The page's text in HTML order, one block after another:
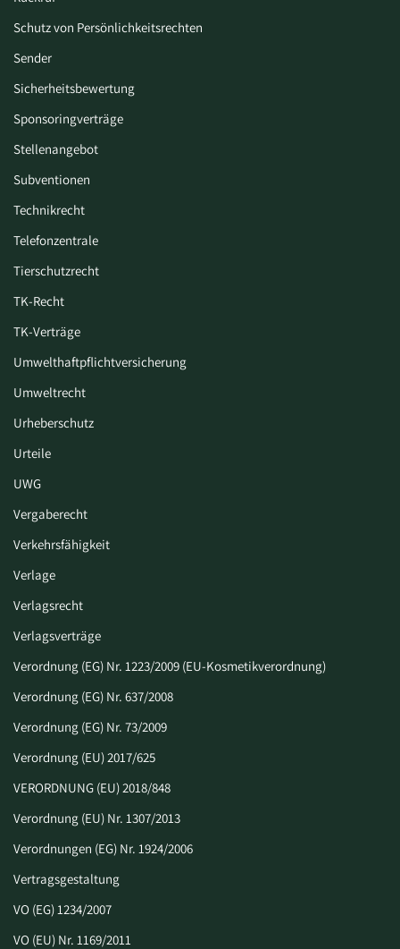
Schutz von Persönlichkeitsrechten
Sender
Sicherheitsbewertung
Sponsoringverträge
Stellenangebot
Subventionen
Technikrecht
Telefonzentrale
Tierschutzrecht
TK-Recht
TK-Verträge
Umwelthaftpflichtversicherung
Umweltrecht
Urheberschutz
Urteile
UWG
Vergaberecht
Verkehrsfähigkeit
Verlage
Verlagsrecht
Verlagsverträge
Verordnung (EG) Nr. 1223/2009 (EU-Kosmetikverordnung)
Verordnung (EG) Nr. 637/2008
Verordnung (EG) Nr. 73/2009
Verordnung (EU) 2017/625
VERORDNUNG (EU) 2018/848
Verordnung (EU) Nr. 1307/2013
Verordnungen (EG) Nr. 1924/2006
Vertragsgestaltung
VO (EG) 1234/2007
VO (EU) Nr. 1169/2011